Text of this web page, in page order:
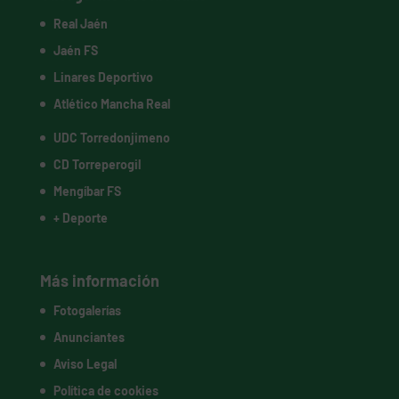
Real Jaén
Jaén FS
Linares Deportivo
Atlético Mancha Real
UDC Torredonjimeno
CD Torreperogil
Mengíbar FS
+ Deporte
Más información
Fotogalerías
Anunciantes
Aviso Legal
Política de cookies